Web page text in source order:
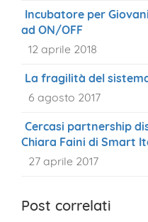
Incubatore per
ad ON/OFF
12 aprile 2018
La fragilità del
6 agosto 2017
Cercasi partnership
Chiara Faini di Smart
27 aprile 2017
Post correlati